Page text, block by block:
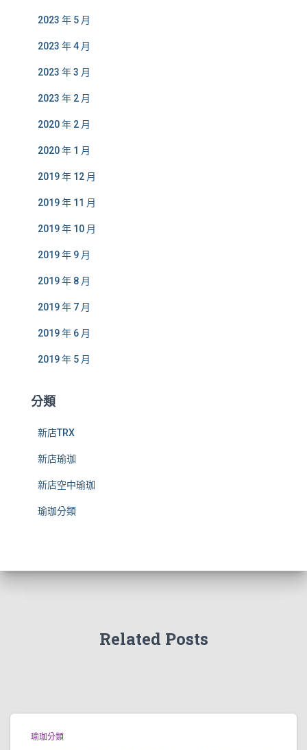
2023 年 5 月
2023 年 4 月
2023 年 3 月
2023 年 2 月
2020 年 2 月
2020 年 1 月
2019 年 12 月
2019 年 11 月
2019 年 10 月
2019 年 9 月
2019 年 8 月
2019 年 7 月
2019 年 6 月
2019 年 5 月
分類
新店TRX
新店瑜珈
新店空中瑜珈
瑜珈分類
Related Posts
瑜珈分類